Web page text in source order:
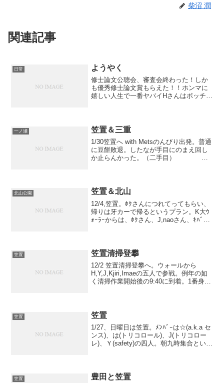
柴沼 潤
関連記事
日常 ようやく
修士論文公聴会、審査会終わった！しか
も優秀修士論文賞もらえた！！ホンマに
嬉しい人生で一番ヤバイHさんはボッチさ
カルバカだと思ってた...
一ノ瀬 笠置＆三重
1/30笠置へ with Metsのんびり出発。普通
に豆餅敗退。したなが手目にのまえ回し
か止らんかった。（二手目）
笠置で！？...
北山公園 笠置＆北山
12/4,笠置。ﾎｸさんにつれてってもらい、
帰りは牙カーで帰るというプラン。K大ｳ
ｫｰﾗｰからは、ﾎｸさん、J,naoさん、ｷﾊﾞさ
笠置 笠置清掃登攀
12/2 笠置清掃登攀へ。ウォールから
H,Y,J,Kjiri,Imaeの五人で参戦。例年の如
く清掃作業開始後の9:40に到着。1番身近
笠置 笠置
1/27、日曜日は笠置。ﾒﾝﾊﾞｰは☆(a.k.a セ
ンス)、は(トリコロール)、J(トリコロー
レ)、Ｙ(safety)の四人。朝九時集合という
笠置 豊田と笠置